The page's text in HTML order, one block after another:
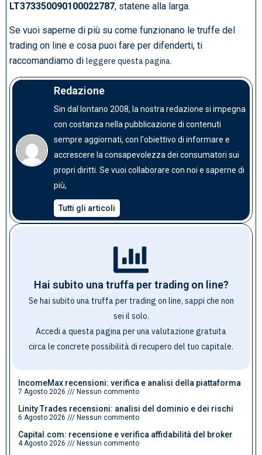
LT373350090100022787, statene alla larga.
Se vuoi saperne di più su come funzionano le truffe del
trading on line e cosa puoi fare per difenderti, ti
raccomandiamo di leggere questa pagina.
Redazione
Sin dal lontano 2008, la nostra redazione si impegna
con costanza nella pubblicazione di contenuti
sempre aggiornati, con l'obiettivo di informare e
accrescere la consapevolezza dei consumatori sui
propri diritti. Se vuoi collaborare con noi e saperne di
più,
Tutti gli articoli
Hai subito una truffa per trading on line?
Se hai subito una truffa per trading on line, sappi che non
sei il solo.
Accedi a questa pagina per una valutazione gratuita
circa le concrete possibilità di recupero del tuo capitale.
IncomeMax recensioni: verifica e analisi della piattaforma
7 Agosto 2026 Nessun commento
Linity Trades recensioni: analisi del dominio e dei rischi
6 Agosto 2026 Nessun commento
Capital.com: recensione e verifica affidabilità del broker
4 Agosto 2026 Nessun commento